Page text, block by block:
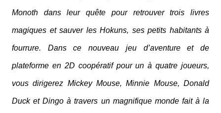
Monoth dans leur quête pour retrouver trois livres
magiques et sauver les Hokuns, ses petits habitants à
fourrure. Dans ce nouveau jeu d’aventure et de
plateforme en 2D coopératif pour un à quatre joueurs,
vous dirigerez Mickey Mouse, Minnie Mouse, Donald
Duck et Dingo à travers un magnifique monde fait à la